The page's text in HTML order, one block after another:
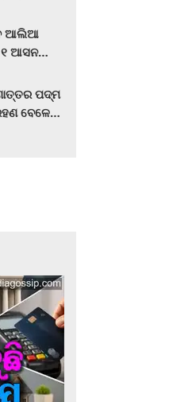
ଆଲିଆ
୧ ଆସନ
ପଦ୍ମ
ବେଳେ